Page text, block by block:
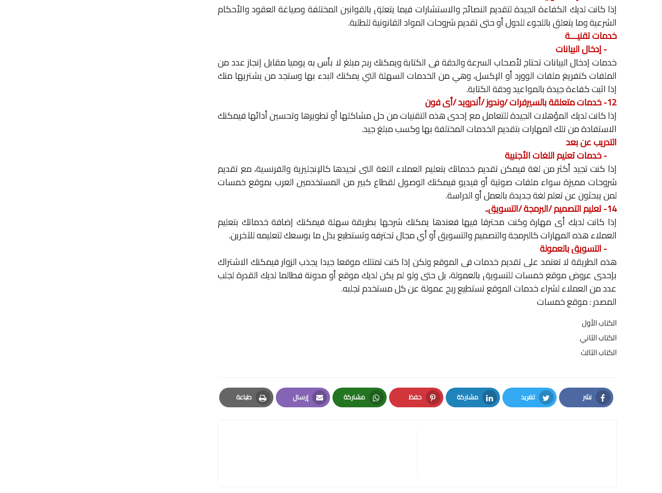
إذا كانت لديك الكفاءة الجيدة لتقديم النصائح والاستشارات فيما يتعلق بالقوانين المختلفة وصياغة العقود والأحكام
الشرعية وما يتعلق باللجوء للدول أو حتى تقديم شروحات المواد القانونية للطلبة.
خدمات تقنيـــة
إدخال البيانات
خدمات إدخال البيانات تحتاج لأصحاب السرعة والدقة في الكتابة ويمكنك ربح مبلغ لا بأس به يوميا مقابل إنجاز عدد من
الملفات كتفريغ ملفات الوورد أو الإكسل، وهي من الخدمات السهلة التي يمكنك البدء بها وستجد من يشتريها منك
إذا اثبت كفاءة جيدة بالمواعيد ودقة الكتابة.
12- خدمات متعلقة بالسيرفرات
/وندوز/أندرويد/أي فون
إذا كانت لديك المؤهلات الجيدة للتعامل مع إحدى هذه التقنيات من حل مشاكلها أو تطويرها وتحسين أدائها فيمكنك
الاستفادة من تلك المهارات بتقديم الخدمات المختلفة بها وكسب مبلغ جيد.
التدريب عن بعد
خدمات تعليم اللغات الأجنبية
إذا كنت تجيد أكثر من لغة فيمكن تقديم خدماتك بتعليم العملاء اللغة التي تجيدها كالإنجليزية والفرنسية، مع تقديم
شروحات مميزة سواء ملفات صوتية أو فيديو فيمكنك الوصول لقطاع كبير من المستخدمين العرب بموقع خمسات
لمن يبحثون عن تعلم لغة جديدة بالعمل أو الدراسة.
14- تعليم التصميم/البرمجة/التسويق..
إذا كانت لديك أي مهارة وكنت محترفا فيها فعندها يمكنك شرحها بطريقة سهلة فيمكنك إضافة خدماتك بتعليم
العملاء هذه المهارات كالبرمجة والتصميم والتسويق أو أي مجال تحترفه وتستطيع بذل ما بوسعك لتعليمه للآخرين.
التسويق بالعمولة
هذه الطريقة لا تعتمد على تقديم خدمات في الموقع ولكن إذا كنت تمتلك موقعا جيدا يجذب الزوار فيمكنك الاشتراك
بإحدى عروض موقع خمسات للتسويق بالعمولة، بل حتى ولو لم يكن لديك موقع أو مدونة فطالما لديك القدرة لجلب
عدد من العملاء لشراء خدمات الموقع تستطيع ربح عمولة عن كل مستخدم تجلبه.
المصدر : موقع خمسات
الكتاب الأول
الكتاب الثاني
الكتاب الثالث
نشر
Facebook
تغريد
Twitter
مشاركة
LinkedIn
حفظ
Pinterest
مشاركة
Whatsapp
إرسال
Email
طباعة
Print